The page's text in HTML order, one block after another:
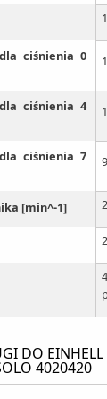
ciśnienia 0
ciśnienia 4
ciśnienia 7
9
[min^-1]
DO
4020420